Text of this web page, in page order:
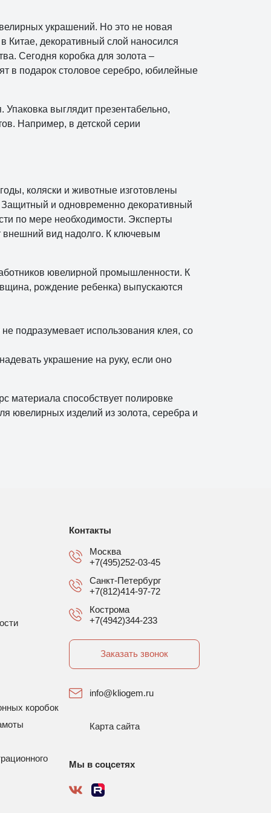
украшений. Но это не новая
Китае, декоративный слой наносился
Сегодня коробка для золота –
в подарок столовое серебро, юбилейные
Упаковка выглядит презентабельно,
Например, в детской серии
коляски и животные изготовлены
и одновременно декоративный
по мере необходимости. Эксперты
внешний вид надолго. К ключевым
ювелирной промышленности. К
рождение ребенка) выпускаются
подразумевает использования клея, со
украшение на руку, если оно
материала способствует полировке
ювелирных изделий из золота, серебра и
коробок
Контакты
Москва
+7(495)252-03-45
Санкт-Петербург
+7(812)414-97-72
Кострома
+7(4942)344-233
Заказать звонок
info@kliogem.ru
Карта сайта
Мы в соцсетях